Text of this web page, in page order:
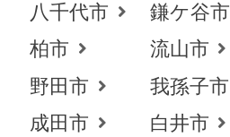
八千代市
鎌ケ谷市
柏市
流山市
野田市
我孫子市
成田市
白井市